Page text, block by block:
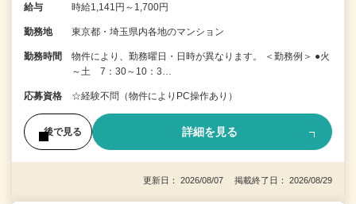
給与 時給1,141円～1,700円
勤務地 東京都・埼玉県内各地のマンション
勤務時間
物件により、勤務曜日・日時が異なります。 ＜勤務例＞ ●火
～土 7：30～10：3…
応募資格 ☆経験不問（物件によりPC操作あり）
後で見る 詳細を見る
更新日： 2026/08/07 掲載終了日： 2026/08/29